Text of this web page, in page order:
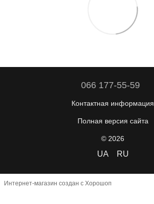
066 177-55-59
Контактная информация
Полная версия сайта
© 2026
UA RU
Интернет-магазин создан с Хорошоп